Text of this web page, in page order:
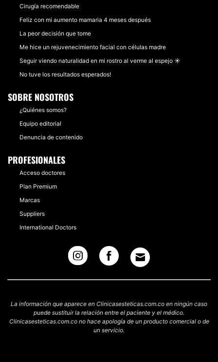
Cirugía recomendable
Feliz con mi aumento mamaria 4 meses después
La peor decisión que tome
Me hice un rejuvenecimiento facial con células madre
Seguir viendo naturalidad en mi rostro al verme al espejo ☀
No tuve los resultados esperados!
SOBRE NOSOTROS
¿Quiénes somos?
Equipo editorial
Denuncia de contenido
PROFESIONALES
Acceso doctores
Plan Premium
Marcas
Suppliers
International Doctors
La información que aparece en Clinicasesteticas.com.co en ningún caso
puede sustituir la relación entre el paciente y el médico.
Clinicasesteticas.com.co no hace apología de un producto comercial o de
un servicio.